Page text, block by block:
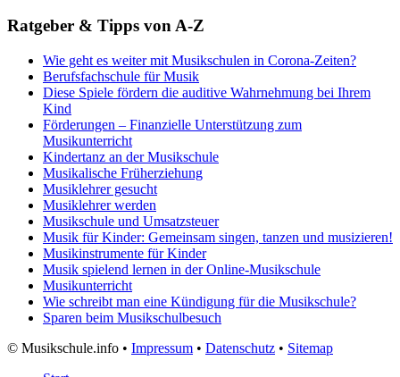
Ratgeber & Tipps von A-Z
Wie geht es weiter mit Musikschulen in Corona-Zeiten?
Berufsfachschule für Musik
Diese Spiele fördern die auditive Wahrnehmung bei Ihrem
Kind
Förderungen – Finanzielle Unterstützung zum
Musikunterricht
Kindertanz an der Musikschule
Musikalische Früherziehung
Musiklehrer gesucht
Musiklehrer werden
Musikschule und Umsatzsteuer
Musik für Kinder: Gemeinsam singen, tanzen und musizieren!
Musikinstrumente für Kinder
Musik spielend lernen in der Online-Musikschule
Musikunterricht
Wie schreibt man eine Kündigung für die Musikschule?
Sparen beim Musikschulbesuch
© Musikschule.info • Impressum • Datenschutz • Sitemap